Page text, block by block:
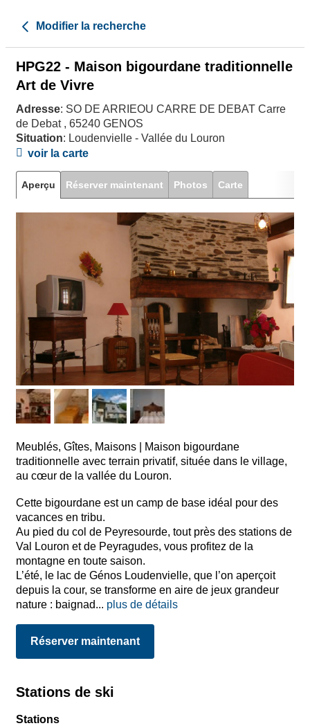
Modifier la recherche
HPG22 - Maison bigourdane traditionnelle
Art de Vivre
Adresse: SO DE ARRIEOU CARRE DE DEBAT Carre
de Debat , 65240 GENOS
Situation: Loudenvielle - Vallée du Louron
voir la carte
Aperçu Réserver maintenant Photos Carte
Meublés, Gîtes, Maisons
Maison bigourdane
traditionnelle avec terrain privatif, située dans le village,
au cœur de la vallée du Louron.
Cette bigourdane est un camp de base idéal pour des
vacances en tribu.
Au pied du col de Peyresourde, tout près des stations de
Val Louron et de Peyragudes, vous profitez de la
montagne en toute saison.
L’été, le lac de Génos Loudenvielle, que l’on aperçoit
depuis la cour, se transforme en aire de jeux grandeur
nature : baignad... plus de détails
Réserver maintenant
Stations de ski
Stations